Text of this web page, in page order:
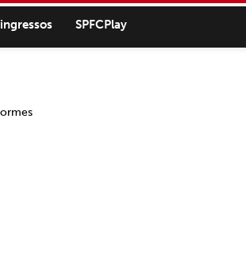
SPFCPlay